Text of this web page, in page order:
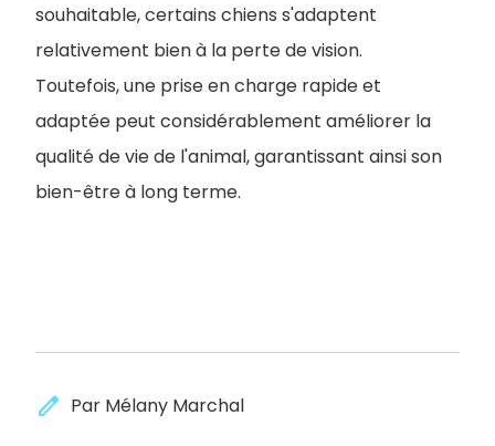
souhaitable, certains chiens s'adaptent
relativement bien à la perte de vision.
Toutefois, une prise en charge rapide et
adaptée peut considérablement améliorer la
qualité de vie de l'animal, garantissant ainsi son
bien-être à long terme.
edit Par Mélany Marchal